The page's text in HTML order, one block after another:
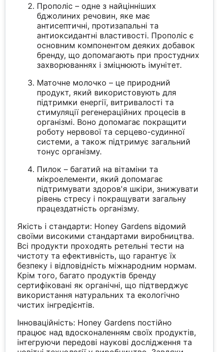
Прополіс – одне з найцінніших
бджолиних речовин, яке має
антисептичні, протизапальні та
антиоксидантні властивості. Прополіс є
основним компонентом деяких добавок
бренду, що допомагають при простудних
захворюваннях і зміцнюють імунітет.
Маточне молочко – це природний
продукт, який використовують для
підтримки енергії, витривалості та
стимуляції регенераційних процесів в
організмі. Воно допомагає покращити
роботу нервової та серцево-судинної
системи, а також підтримує загальний
тонус організму.
Пилок – багатий на вітаміни та
мікроелементи, який допомагає
підтримувати здоров'я шкіри, знижувати
рівень стресу і покращувати загальну
працездатність організму.
Якість і стандарти: Honey Gardens відомий
своїми високими стандартами виробництва.
Всі продукти проходять ретельні тести на
чистоту та ефективність, що гарантує їх
безпеку і відповідність міжнародним нормам.
Крім того, багато продуктів бренду
сертифіковані як органічні, що підтверджує
використання натуральних та екологічно
чистих інгредієнтів.
Інноваційність: Honey Gardens постійно
працює над вдосконаленням своїх продуктів,
інтегруючи передові наукові дослідження та